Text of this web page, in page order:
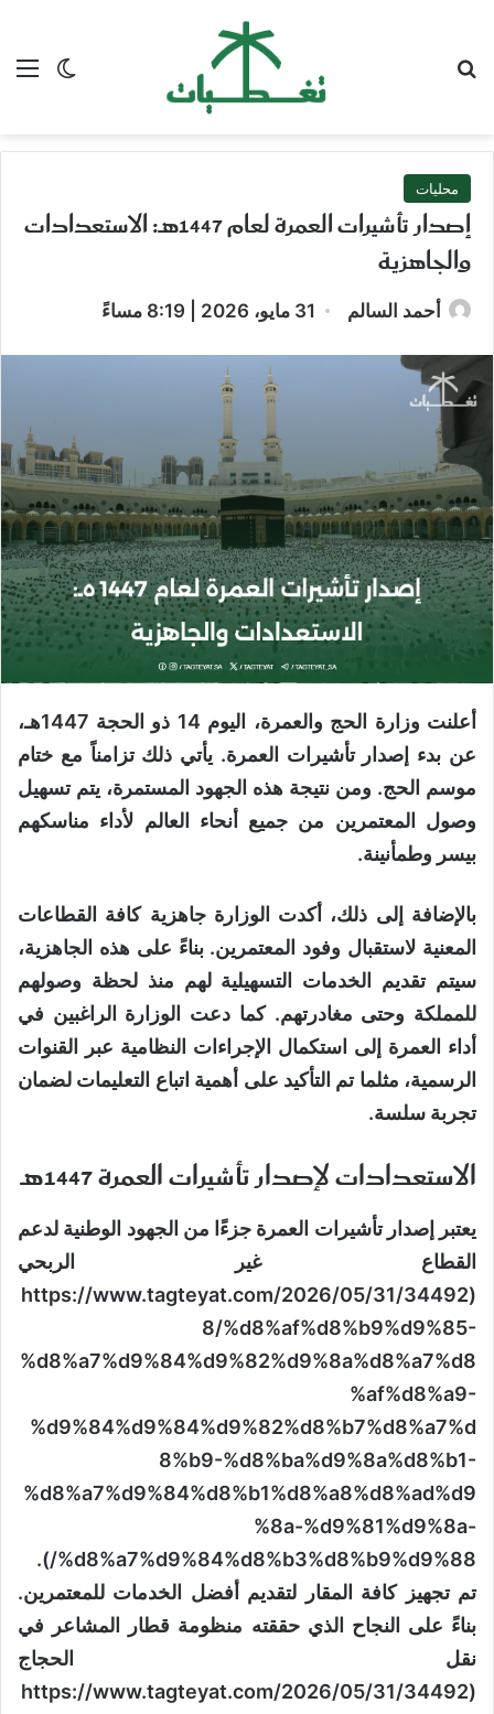
الوضع
محليات
إصدار تأشيرات العمرة لعام 1447هـ: الاستعدادات
والجاهزية
أحمد السالم 31 مايو، 2026 | 8:19 مساءً
أعلنت وزارة الحج والعمرة، اليوم 14 ذو الحجة 1447هـ،
عن بدء إصدار تأشيرات العمرة. يأتي ذلك تزامناً مع ختام
موسم الحج. ومن نتيجة هذه الجهود المستمرة، يتم تسهيل
وصول المعتمرين من جميع أنحاء العالم لأداء مناسكهم
بيسر وطمأنينة.
بالإضافة إلى ذلك، أكدت الوزارة جاهزية كافة القطاعات
المعنية لاستقبال وفود المعتمرين. بناءً على هذه الجاهزية،
سيتم تقديم الخدمات التسهيلية لهم منذ لحظة وصولهم
للمملكة وحتى مغادرتهم. كما دعت الوزارة الراغبين في
أداء العمرة إلى استكمال الإجراءات النظامية عبر القنوات
الرسمية، مثلما تم التأكيد على أهمية اتباع التعليمات لضمان
تجربة سلسة.
الاستعدادات لإصدار تأشيرات العمرة 1447هـ
يعتبر إصدار تأشيرات العمرة جزءًا من الجهود الوطنية لدعم
القطاع غير الربحي
(https://www.tagteyat.com/2026/05/31/34492
8/%d8%af%d8%b9%d9%85-
%d8%a7%d9%84%d9%82%d9%8a%d8%a7%d8
%af%d8%a9-
%d9%84%d9%84%d9%82%d8%b7%d8%a7%d
8%b9-%d8%ba%d9%8a%d8%b1-
%d8%a7%d9%84%d8%b1%d8%a8%d8%ad%d9
%8a-%d9%81%d9%8a-
%d8%a7%d9%84%d8%b3%d8%b9%d9%88/).
تم تجهيز كافة المقار لتقديم أفضل الخدمات للمعتمرين.
بناءً على النجاح الذي حققته منظومة قطار المشاعر في
نقل الحجاج
(https://www.tagteyat.com/2026/05/31/34492